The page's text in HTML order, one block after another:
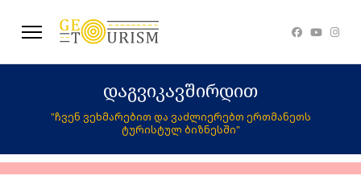
დაგვიკავშირდით
"ჩვენ ვეხმარებით და ვაძლიერებთ ერთმანეთს
ტურისტულ ბიზნესში"